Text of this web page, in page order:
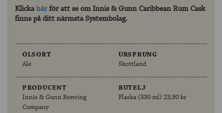
Klickahärför att se om Innis & Gunn Caribbean Rum Cask
finns på ditt närmsta Systembolag.
ÖLSORT
Ale
URSPRUNG
Skottland
PRODUCENT
Innis & Gunn Brewing
Company
BUTELJ
Flaska (330 ml) 23,90 kr